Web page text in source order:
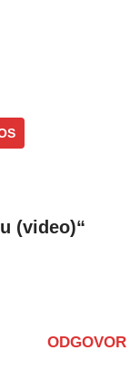
(video)“
ODGOVOR